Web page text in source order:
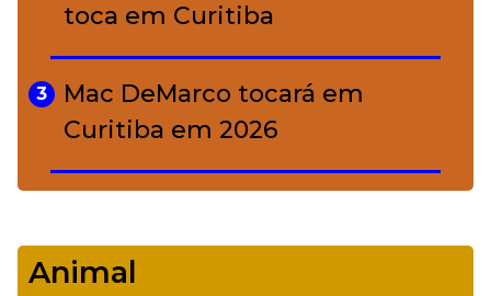
toca em Curitiba
3
Mac DeMarco tocará em
Curitiba em 2026
Camerata tem repertório
diverso a partir de R$ 17
Animal